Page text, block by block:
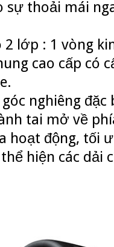
sự thoải mái
lớp : 1 vòng
cao cấp có
nghiêng
tai mở về
hoạt động, tối
hiện các dải